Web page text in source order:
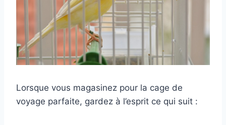
Lorsque vous magasinez pour la cage de
voyage parfaite, gardez à l’esprit ce qui suit :